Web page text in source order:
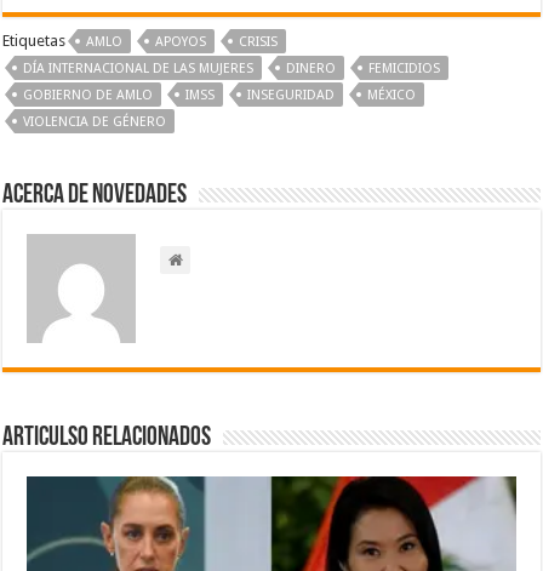
Etiquetas AMLO APOYOS
CRISIS
DÍA INTERNACIONAL DE LAS MUJERES
DINERO
FEMICIDIOS
GOBIERNO DE AMLO
IMSS INSEGURIDAD
MÉXICO
VIOLENCIA DE GÉNERO
Acerca de NOVEDADES
Articulso Relacionados